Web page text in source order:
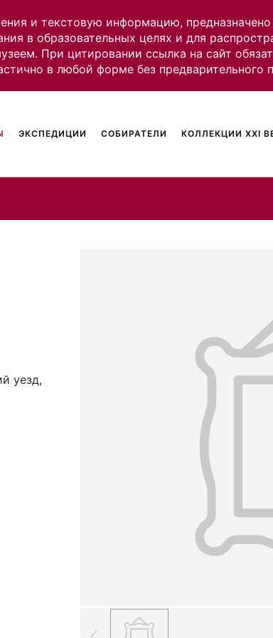
и текстовую информацию, предназначено
в образовательных целях и для
При цитировании ссылка на сайт
в любой форме без предварительного
ЭКСПЕДИЦИИ СОБИРАТЕЛИ КОЛЛЕКЦИИ XXI
уезд,